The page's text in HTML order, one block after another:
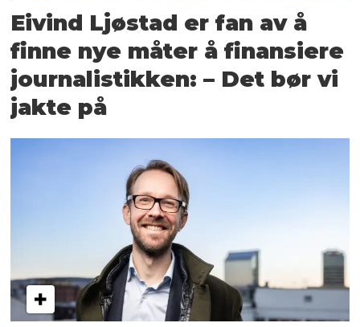
Eivind Ljøstad er fan av å
finne nye måter å finansiere
journalistikken: – Det bør vi
jakte på